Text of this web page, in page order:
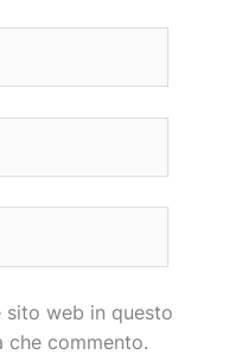
sito web in questo
che commento.